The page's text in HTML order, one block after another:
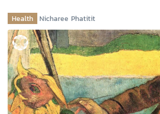
Health Nicharee Phatitit